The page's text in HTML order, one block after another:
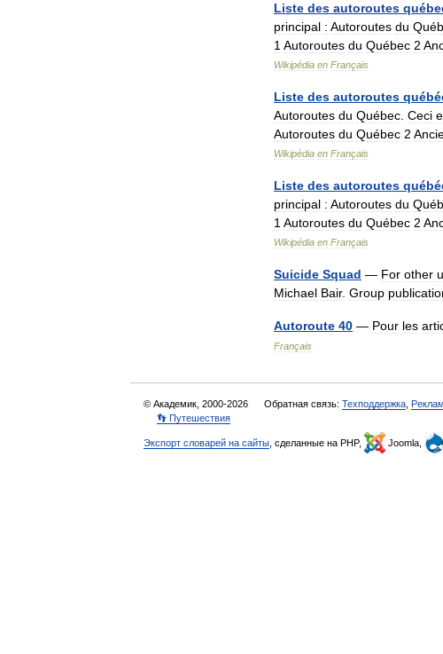
Liste des autoroutes
principal : Autoroutes du
1 Autoroutes du Québec 2
Wikipédia en Français
Liste des autoroutes
Autoroutes du Québec Ceci
Autoroutes du Québec 2
Wikipédia en Français
Liste des autoroutes
principal : Autoroutes du
1 Autoroutes du Québec 2
Wikipédia en Français
Suicide Squad — For other
Michael Bair. Group
Autoroute 40 — Pour les
Français
© Академик, 2000-2026 Обратная связь: Техподдержка
👣 Путешествия
Экспорт словарей на сайты , сделанные на PHP, Joomla,